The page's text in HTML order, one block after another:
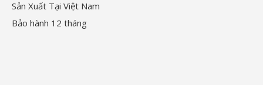
Sản Xuất Tại Việt Nam
Bảo hành 12 tháng